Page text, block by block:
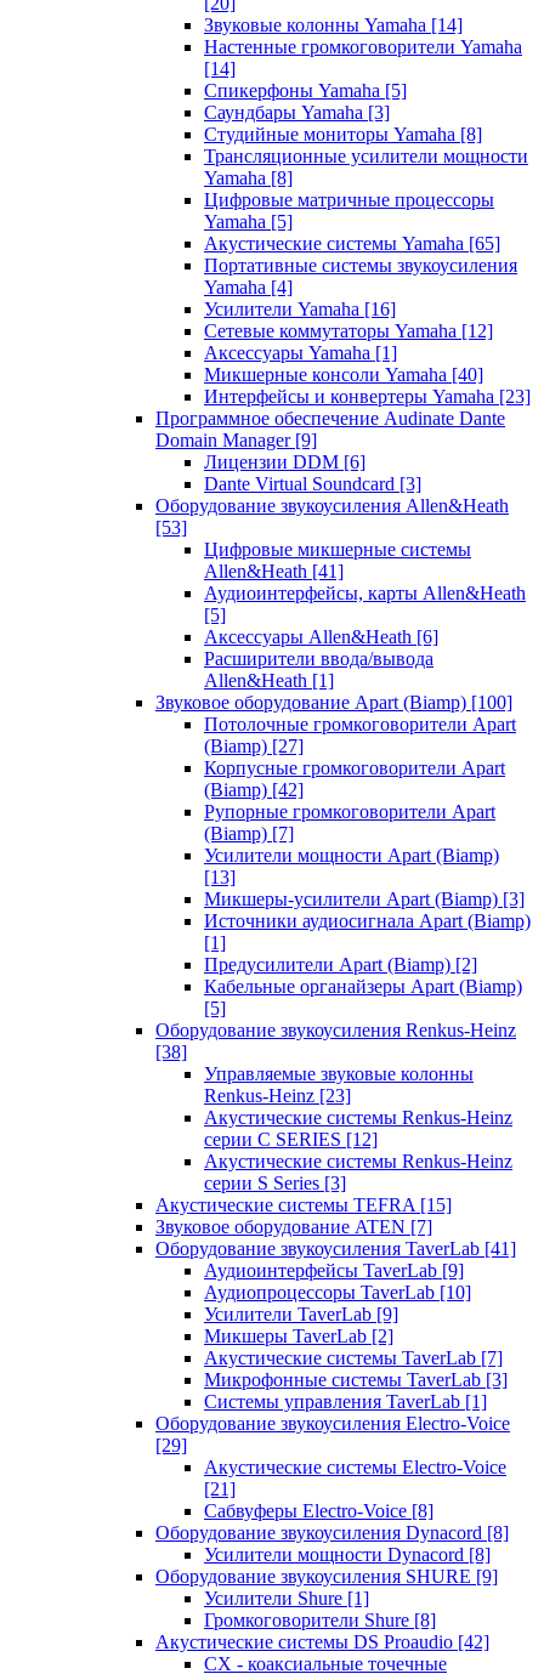
Звуковые колонны Yamaha [14]
Настенные громкоговорители Yamaha
[14]
Спикерфоны Yamaha [5]
Саундбары Yamaha [3]
Студийные мониторы Yamaha [8]
Трансляционные усилители мощности
Yamaha [8]
Цифровые матричные процессоры
Yamaha [5]
Акустические системы Yamaha [65]
Портативные системы звукоусиления
Yamaha [4]
Усилители Yamaha [16]
Сетевые коммутаторы Yamaha [12]
Аксессуары Yamaha [1]
Микшерные консоли Yamaha [40]
Интерфейсы и конвертеры Yamaha [23]
Программное обеспечение Audinate Dante
Domain Manager [9]
Лицензии DDM [6]
Dante Virtual Soundcard [3]
Оборудование звукоусиления Allen&Heath
[53]
Цифровые микшерные системы
Allen&Heath [41]
Аудиоинтерфейсы, карты Allen&Heath
[5]
Аксессуары Allen&Heath [6]
Расширители ввода/вывода
Allen&Heath [1]
Звуковое оборудование Apart (Biamp) [100]
Потолочные громкоговорители Apart
(Biamp) [27]
Корпусные громкоговорители Apart
(Biamp) [42]
Рупорные громкоговорители Apart
(Biamp) [7]
Усилители мощности Apart (Biamp)
[13]
Микшеры-усилители Apart (Biamp) [3]
Источники аудиосигнала Apart (Biamp)
[1]
Предусилители Apart (Biamp) [2]
Кабельные органайзеры Apart (Biamp)
[5]
Оборудование звукоусиления Renkus-Heinz
[38]
Управляемые звуковые колонны
Renkus-Heinz [23]
Акустические системы Renkus-Heinz
серии C SERIES [12]
Акустические системы Renkus-Heinz
серии S Series [3]
Акустические системы TEFRA [15]
Звуковое оборудование ATEN [7]
Оборудование звукоусиления TaverLab [41]
Аудиоинтерфейсы TaverLab [9]
Аудиопроцессоры TaverLab [10]
Усилители TaverLab [9]
Микшеры TaverLab [2]
Акустические системы TaverLab [7]
Микрофонные системы TaverLab [3]
Системы управления TaverLab [1]
Оборудование звукоусиления Electro-Voice
[29]
Акустические системы Electro-Voice
[21]
Сабвуферы Electro-Voice [8]
Оборудование звукоусиления Dynacord [8]
Усилители мощности Dynacord [8]
Оборудование звукоусиления SHURE [9]
Усилители Shure [1]
Громкоговорители Shure [8]
Акустические системы DS Proaudio [42]
CX - коаксиальные точечные